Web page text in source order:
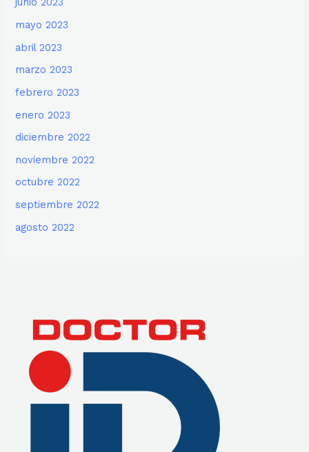
mayo 2023
abril 2023
marzo 2023
febrero 2023
enero 2023
diciembre 2022
noviembre 2022
octubre 2022
septiembre 2022
agosto 2022